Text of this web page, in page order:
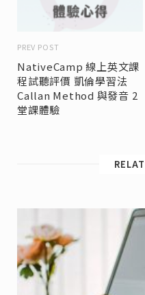
PREV POST
NativeCamp 線上英文課
程試聽評價 凱倫學習法
Callan Method 與發音 2
堂課體驗